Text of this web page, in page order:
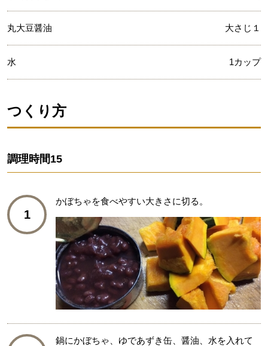
丸大豆醤油 大さじ１
水 1カップ
つくり方
調理時間15
1
かぼちゃを食べやすい大きさに切る。
鍋にかぼちゃ、ゆであずき缶、醤油、水を入れて